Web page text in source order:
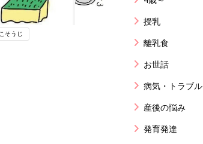
そうじ
授乳
離乳食
お世話
病気・トラブル
産後の悩み
発育発達